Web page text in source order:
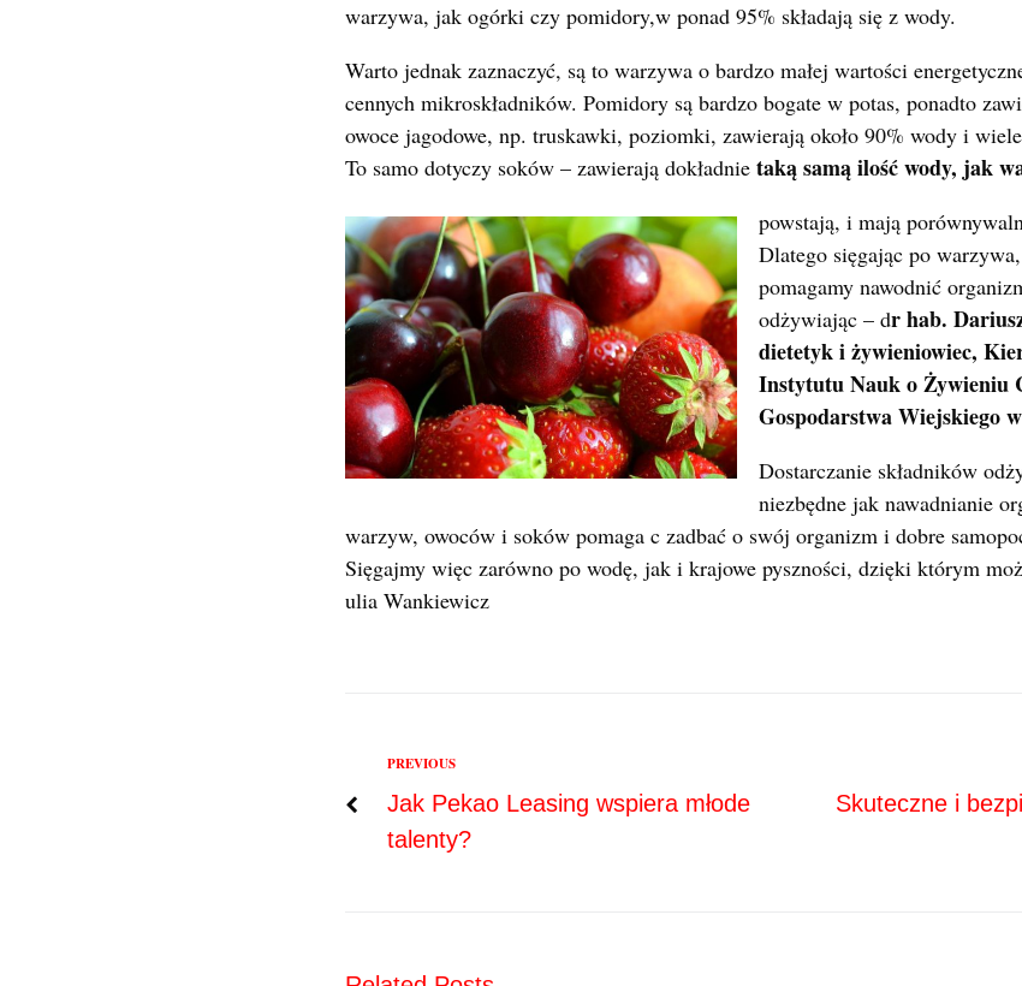
warzywa, jak ogórki czy pomidory,w ponad 95% składają się z wody.
Warto jednak zaznaczyć, są to warzywa o bardzo małej wartości
cennych mikroskładników. Pomidory są bardzo bogate w potas, ponadto
owoce jagodowe, np. truskawki, poziomki, zawierają około 90% wody i
To samo dotyczy soków – zawierają dokładnie taką samą ilość wody, jak
powstają, i mają
Dlatego sięgając po
pomagamy nawodnić
odżywiając – dr hab.
dietetyk i żywieniowiec,
Instytutu Nauk o Żywieniu
Gospodarstwa Wiejskiego
Dostarczanie składników
niezbędne jak nawadnianie
warzyw, owoców i soków pomaga c zadbać o swój organizm i dobre
Sięgajmy więc zarówno po wodę, jak i krajowe pyszności, dzięki którym
ulia Wankiewicz
Nawigacja
wpisu
Previous
PREVIOUS
Jak Pekao Leasing wspiera młode
talenty?
Skuteczne i